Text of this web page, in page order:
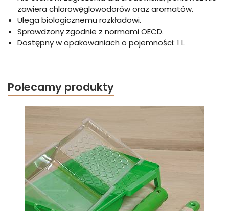
zawiera chlorowęglowodorów oraz aromatów.
Ulega biologicznemu rozkładowi.
Sprawdzony zgodnie z normami OECD.
Dostępny w opakowaniach o pojemności: 1 L
Polecamy produkty